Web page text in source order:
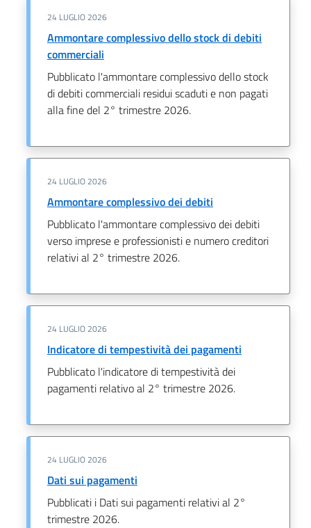
24 LUGLIO 2026
Ammontare complessivo dello stock di debiti
commerciali
Pubblicato l'ammontare complessivo dello stock
di debiti commerciali residui scaduti e non pagati
alla fine del 2° trimestre 2026.
24 LUGLIO 2026
Ammontare complessivo dei debiti
Pubblicato l'ammontare complessivo dei debiti
verso imprese e professionisti e numero creditori
relativi al 2° trimestre 2026.
24 LUGLIO 2026
Indicatore di tempestività dei pagamenti
Pubblicato l'indicatore di tempestività dei
pagamenti relativo al 2° trimestre 2026.
24 LUGLIO 2026
Dati sui pagamenti
Pubblicati i Dati sui pagamenti relativi al 2°
trimestre 2026.